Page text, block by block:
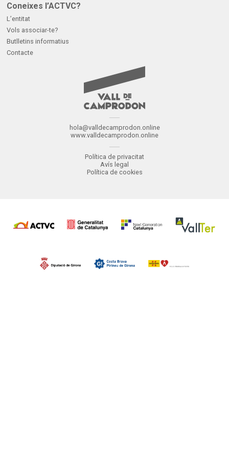
hola@valldecamprodon.online
www.valldecamprodon.online
Política de privacitat
Avís legal
Política de cookies
Coneixes l’ACTVC?
L’entitat
Vols associar-te?
Butlletins informatius
Contacte